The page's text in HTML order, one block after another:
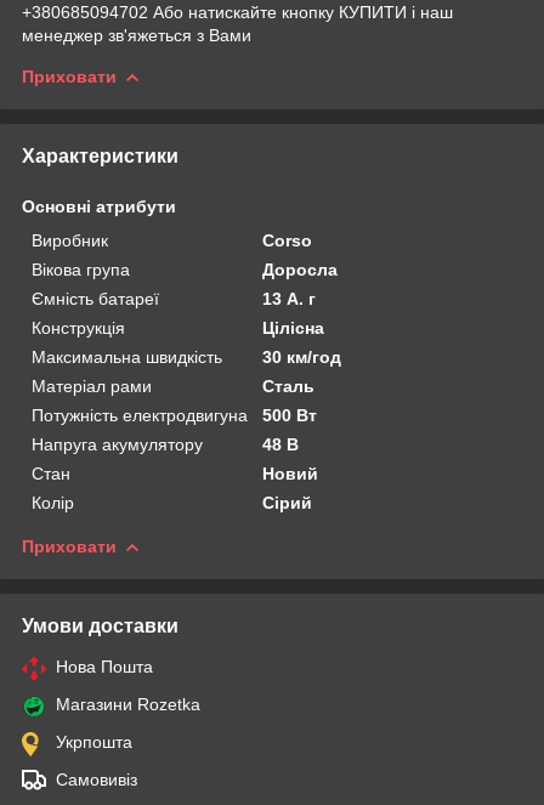
+380685094702 Або натискайте кнопку КУПИТИ і наш
менеджер зв'яжеться з Вами
Приховати
Характеристики
Основні атрибути
Виробник
Corso
Вікова група
Доросла
Ємність батареї
13 А. г
Конструкція
Цілісна
Максимальна швидкість
30 км/год
Матеріал рами
Сталь
Потужність електродвигуна
500 Вт
Напруга акумулятору
48 В
Стан
Новий
Колір
Сірий
Приховати
Умови доставки
Нова Пошта
Магазини Rozetka
Укрпошта
Самовивіз